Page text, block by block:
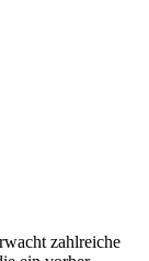
zahlreiche